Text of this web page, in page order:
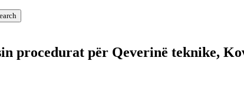
procedurat për Qeverinë teknike,